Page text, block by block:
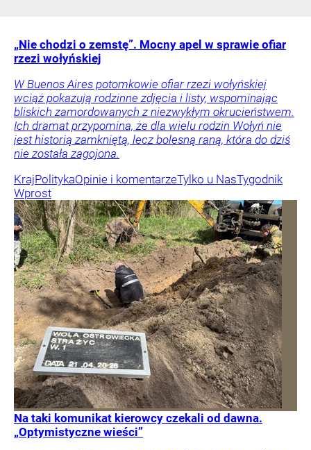
„Nie chodzi o zemstę”. Mocny apel w sprawie ofiar
rzezi wołyńskiej
W Buenos Aires potomkowie ofiar rzezi wołyńskiej
wciąż pokazują rodzinne zdjęcia i listy, wspominając
bliskich zamordowanych z niezwykłym okrucieństwem.
Ich dramat przypomina, że dla wielu rodzin Wołyń nie
jest historią zamkniętą, lecz bolesną raną, która do dziś
nie została zagojona.
KrajPolitykaOpinie i komentarzeTylko u NasTygodnik
Wprost
Na taki komunikat kierowcy czekali od dawna.
„Optymistyczne wieści”